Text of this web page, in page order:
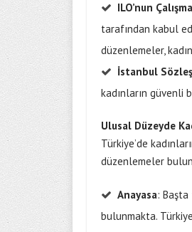
ILO’nun
tarafından kabul
düzenlemeler,
İstanbul Sö
kadınların güvenli
Ulusal Düzeyde
Türkiye’de
düzenlemeler
Anayasa:
bulunmakta.